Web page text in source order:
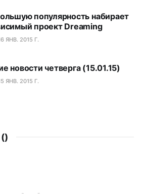
популярность набирает
проект Dreaming
ЯНВ. 2015 Г.
новости четверга (15.01.15)
ЯНВ. 2015 Г.
)